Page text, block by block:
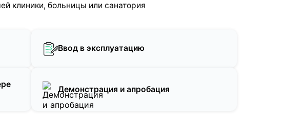
клиники, больницы или санатория
Ввод в эксплуатацию
Демонстрация и апробация